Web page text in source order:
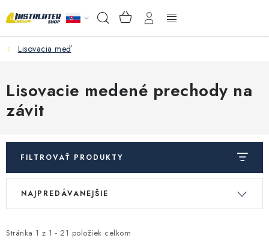
na
Hľadať NÁKUPNÝ
KOŠÍK
Inštalačný materiál
Podlahové kúrenie
Ventily a armatúry
VEĽKOOBCHOD
AKO VYBRAŤ?
PREDAJŇA - RAKOVÁ
Lisovacia meď
Lisovacie medené prechody na
závit
FILTROVAŤ PRODUKTY
V
i
Stránka 1 z 1 - 21 položiek celkom
R
e
NAJPREDÁVANEJŠIE